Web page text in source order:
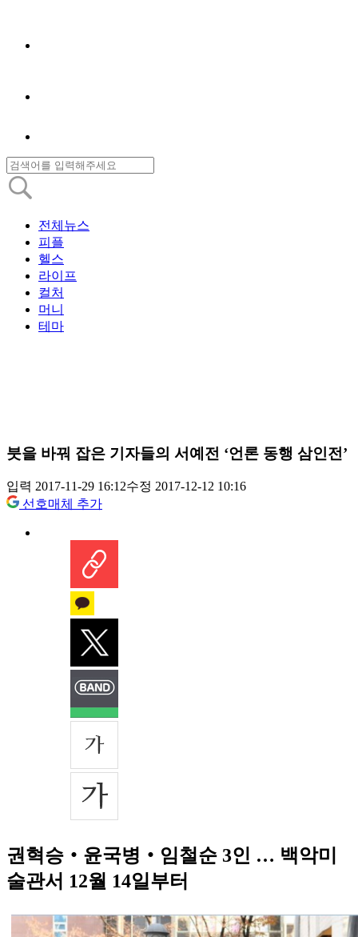
전체뉴스
피플
헬스
라이프
컬처
머니
테마
붓을 바꿔 잡은 기자들의 서예전 ‘언론 동행 삼인전’
입력 2017-11-29 16:12수정 2017-12-12 10:16
선호매체 추가
권혁승‧윤국병‧임철순 3인 … 백악미
술관서 12월 14일부터